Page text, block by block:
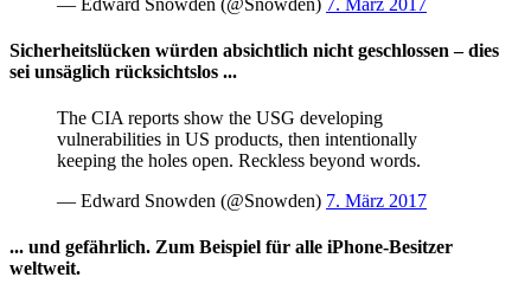
Sicherheitslücken würden absichtlich nicht geschlossen – dies
sei unsäglich rücksichtslos ...
The CIA reports show the USG developing
vulnerabilities in US products, then intentionally
keeping the holes open. Reckless beyond words.
— Edward Snowden (@Snowden) 7. März 2017
... und gefährlich. Zum Beispiel für alle iPhone-Besitzer
weltweit.